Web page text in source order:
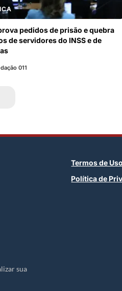
pedidos de prisão e quebra
de servidores do INSS e de
011
sua
Termos de Uso
Política de